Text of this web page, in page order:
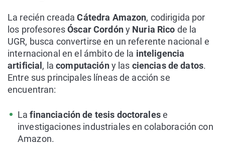
La recién creadaCátedra Amazon, codirigida por
los profesoresÓscar Cordóny Nuria Rico de la
UGR, busca convertirse en un referente nacional e
internacional en el ámbito de la inteligencia
artificial , lacomputacióny las ciencias de datos.
Entre sus principales líneas de acción se
encuentran:
Lafinanciación de tesis doctoralese
investigaciones industriales en colaboración con
Amazon.